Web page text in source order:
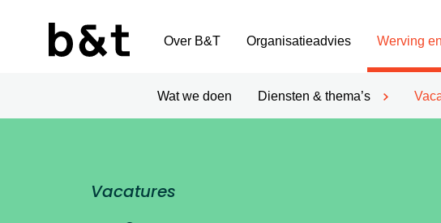
Over B&T Organisatieadvies Werving
Wat we doen Diensten & thema’s
Vacatures